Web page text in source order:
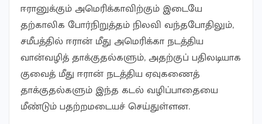
ஈரானுக்கும் அமெரிக்காவிற்கும் இடையே
தற்காலிக போர்நிறுத்தம் நிலவி வந்தபோதிலும்,
சமீபத்தில் ஈரான் மீது அமெரிக்கா நடத்திய
வான்வழித் தாக்குதல்களும், அதற்குப் பதிலடியாக
குவைத் மீது ஈரான் நடத்திய ஏவுகணைத்
தாக்குதல்களும் இந்த கடல் வழிப்பாதையை
மீண்டும் பதற்றமடையச் செய்துள்ளன.